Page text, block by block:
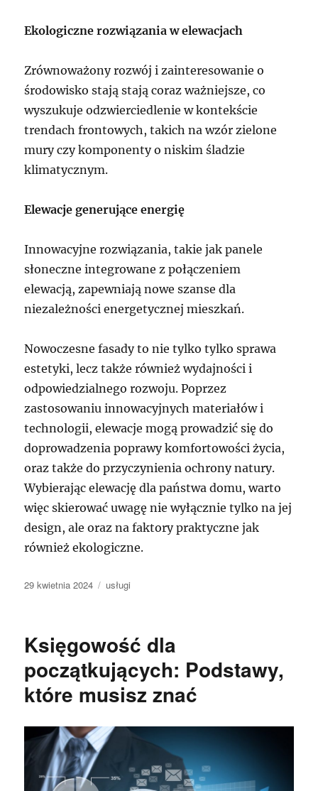
Ekologiczne rozwiązania w elewacjach
Zrównoważony rozwój i zainteresowanie o
środowisko stają stają coraz ważniejsze, co
wyszukuje odzwierciedlenie w kontekście
trendach frontowych, takich na wzór zielone
mury czy komponenty o niskim śladzie
klimatycznym.
Elewacje generujące energię
Innowacyjne rozwiązania, takie jak panele
słoneczne integrowane z połączeniem
elewacją, zapewniają nowe szanse dla
niezależności energetycznej mieszkań.
Nowoczesne fasady to nie tylko tylko sprawa
estetyki, lecz także również wydajności i
odpowiedzialnego rozwoju. Poprzez
zastosowaniu innowacyjnych materiałów i
technologii, elewacje mogą prowadzić się do
doprowadzenia poprawy komfortowości życia,
oraz także do przyczynienia ochrony natury.
Wybierając elewację dla państwa domu, warto
więc skierować uwagę nie wyłącznie tylko na jej
design, ale oraz na faktory praktyczne jak
również ekologiczne.
Data
29 kwietnia 2024 Kategorie
usługi
Księgowość dla
początkujących: Podstawy,
które musisz znać